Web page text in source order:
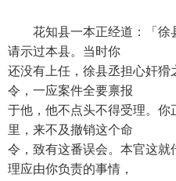
花知县一本正经道：「徐
请示过本县。当时你
还没有上任，徐县丞担心奸
令，一应案件全要禀报
于他，他不点头不得受理。你
里，来不及撤销这个命
令，致有这番误会。本官这就
理应由你负责的事情，